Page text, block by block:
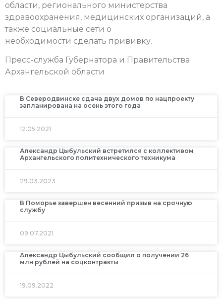
области, регионального министерства
здравоохранения, медицинских организаций, а
также социальные сети о
необходимости сделать прививку.
Пресс-служба Губернатора и Правительства
Архангельской области
В Северодвинске сдача двух домов по нацпроекту
запланирована на осень этого года
12.05.2021
Александр Цыбульский встретился с коллективом
Архангельского политехнического техникума
29.03.2023
В Поморье завершен весенний призыв на срочную
службу
09.07.2021
Александр Цыбульский сообщил о получении 26
млн рублей на соцконтракты
19.09.2022